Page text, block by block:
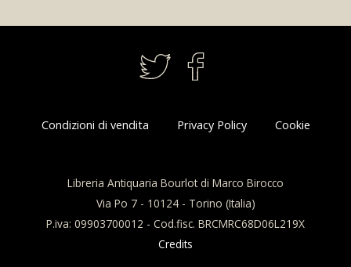
Condizioni di vendita Privacy Policy Cookie
Libreria Antiquaria Bourlot di Marco Birocco
Via Po 7 - 10124 - Torino (Italia)
P.iva: 09903700012 - Cod.fisc. BRCMRC68D06L219X
Credits